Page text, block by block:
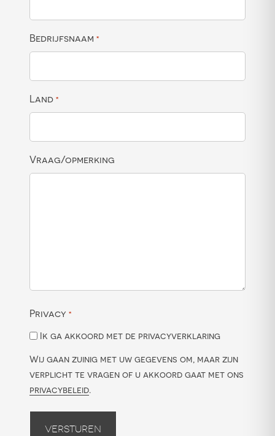
Bedrijfsnaam *
Land *
Vraag/opmerking
Privacy *
Ik ga akkoord met de privacyverklaring
Wij gaan zuinig met uw gegevens om, maar zijn
verplicht te vragen of u akkoord gaat met ons
privacybeleid.
Versturen